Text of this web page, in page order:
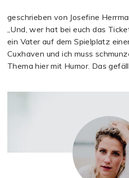
geschrieben von Josefine
„Und, wer hat bei euch das
ein Vater auf dem Spielplatz
Cuxhaven und ich muss
Thema hier mit Humor. Das